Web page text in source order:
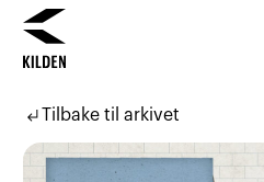
subdirectory_arrow_leftTilbake til arkivet